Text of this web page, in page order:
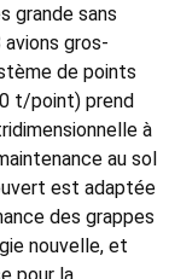
grande sans
gros-
de points
t/point) prend
à
au sol
est adaptée
des grappes
nouvelle, et